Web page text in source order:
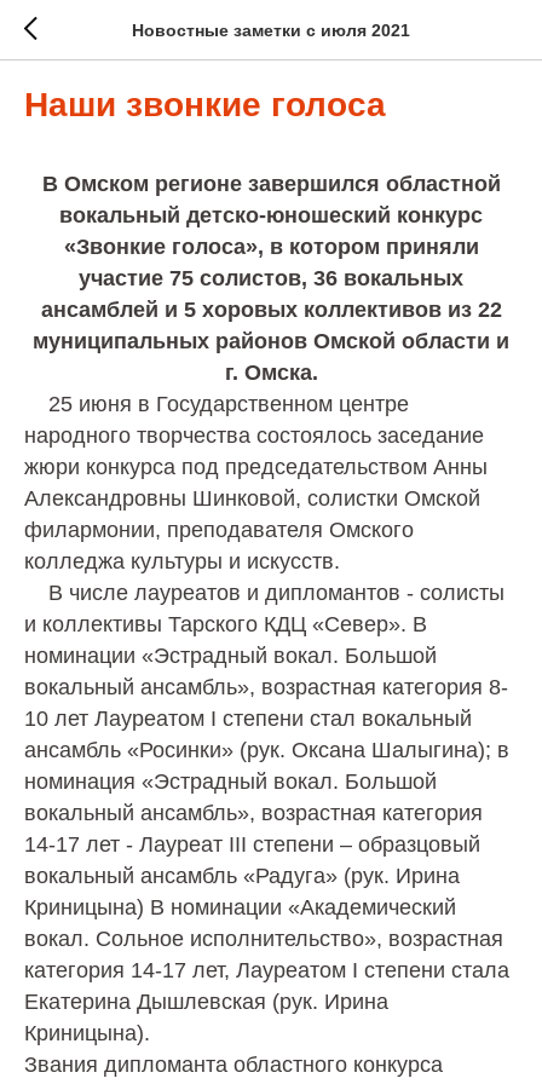
Новостные заметки с июля 2021
Наши звонкие голоса
В Омском регионе завершился областной
вокальный детско-юношеский конкурс
«Звонкие голоса», в котором приняли
участие 75 солистов, 36 вокальных
ансамблей и 5 хоровых коллективов из 22
муниципальных районов Омской области и
г. Омска.
25 июня в Государственном центре
народного творчества состоялось заседание
жюри конкурса под председательством Анны
Александровны Шинковой, солистки Омской
филармонии, преподавателя Омского
колледжа культуры и искусств.
В числе лауреатов и дипломантов - солисты
и коллективы Тарского КДЦ «Север». В
номинации «Эстрадный вокал. Большой
вокальный ансамбль», возрастная категория 8-
10 лет Лауреатом I степени стал вокальный
ансамбль «Росинки» (рук. Оксана Шалыгина); в
номинация «Эстрадный вокал. Большой
вокальный ансамбль», возрастная категория
14-17 лет - Лауреат III степени – образцовый
вокальный ансамбль «Радуга» (рук. Ирина
Криницына) В номинации «Академический
вокал. Сольное исполнительство», возрастная
категория 14-17 лет, Лауреатом I степени стала
Екатерина Дышлевская (рук. Ирина
Криницына).
Звания дипломанта областного конкурса